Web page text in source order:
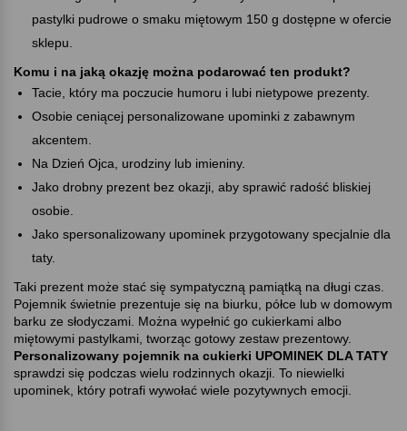
pastylki pudrowe o smaku miętowym 150 g dostępne w ofercie
sklepu.
Komu i na jaką okazję można podarować ten produkt
Tacie, który ma poczucie humoru i lubi nietypowe prezenty.
Osobie ceniącej personalizowane upominki z zabawnym
akcentem.
Na Dzień Ojca, urodziny lub imieniny.
Jako drobny prezent bez okazji, aby sprawić radość bliskiej
osobie.
Jako spersonalizowany upominek przygotowany specjalnie dla
taty.
Taki prezent może stać się sympatyczną pamiątką na długi czas.
Pojemnik świetnie prezentuje się na biurku, półce lub w domowym
barku ze słodyczami. Można wypełnić go cukierkami albo
miętowymi pastylkami, tworząc gotowy zestaw prezentowy.
Personalizowany pojemnik na cukierki UPOMINEK DLA TATY
sprawdzi się podczas wielu rodzinnych okazji. To niewielki
upominek, który potrafi wywołać wiele pozytywnych emocji.